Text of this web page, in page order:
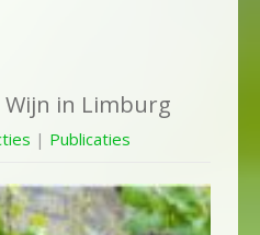
Wijn in Limburg
| Publicaties